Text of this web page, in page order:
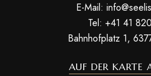
E-Mail:
Tel: +41 41
Bahnhofplatz 1,
AUF DER KARTE